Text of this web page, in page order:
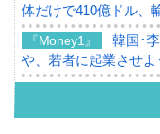
体だけで410億ドル、
『Money1』
韓国･
や、若者に起業させ